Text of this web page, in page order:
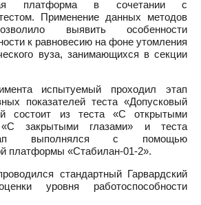
платформа в сочетании с
Применение данных методов
выявить особенности
к равновесию на фоне утомления
вуза, занимающихся в секции
испытуемый проходил этап
показателей теста «Допусковый
состоит из теста «С открытыми
«С закрытыми глазами» и теста
выполнялся с помощью
платформы «Стабилан-01-2».
стандартный Гарвардский
уровня работоспособности